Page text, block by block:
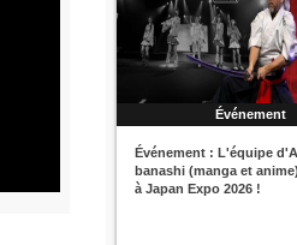
Événement
Événement : L'équipe
banashi (manga et
à Japan Expo 2026 !